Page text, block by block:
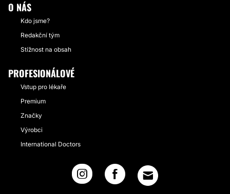
O NÁS
Kdo jsme?
Redakční tým
Stížnost na obsah
PROFESIONÁLOVÉ
Vstup pro lékaře
Premium
Značky
Výrobci
International Doctors